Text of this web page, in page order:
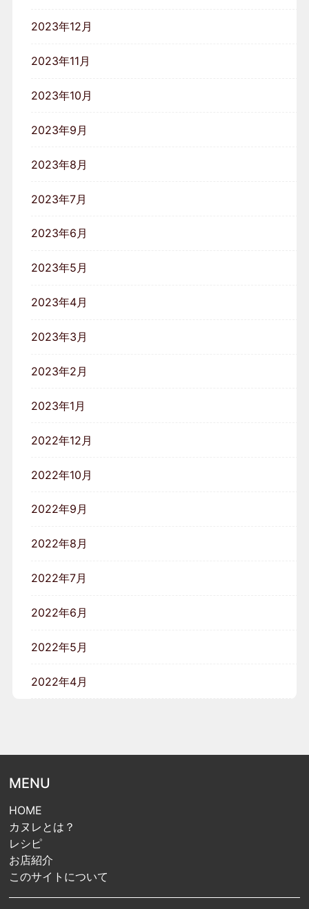
2023年12月
2023年11月
2023年10月
2023年9月
2023年8月
2023年7月
2023年6月
2023年5月
2023年4月
2023年3月
2023年2月
2023年1月
2022年12月
2022年10月
2022年9月
2022年8月
2022年7月
2022年6月
2022年5月
2022年4月
MENU
HOME
カヌレとは？
レシピ
お店紹介
このサイトについて